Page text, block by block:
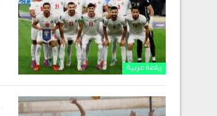
رياضة عربية